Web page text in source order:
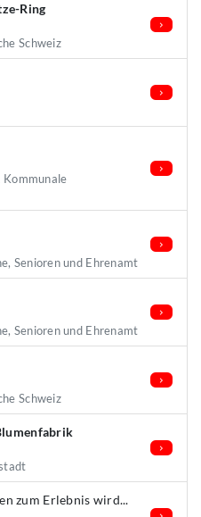
Ring
Schweiz
Senioren und Ehrenamt
Senioren und Ehrenamt
Schweiz
zum Erlebnis wird...